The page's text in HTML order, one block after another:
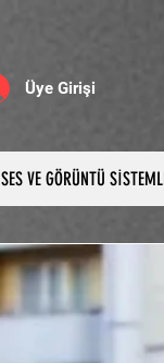
Üye Girişi
SES VE GÖRÜNTÜ